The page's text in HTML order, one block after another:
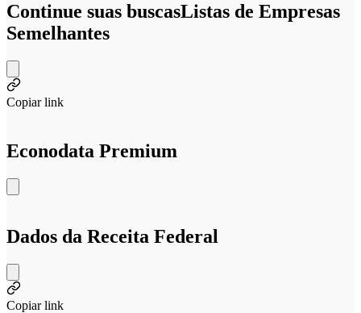
Continue suas buscasListas de Empresas
Semelhantes
Copiar link
Econodata Premium
Dados da Receita Federal
Copiar link